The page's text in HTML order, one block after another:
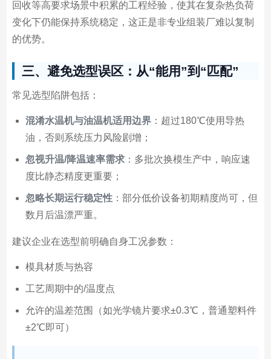
回收等高要求场景中积累的工程经验，使其在复杂热负荷
变化下仍能保持系统稳定，这正是非专业组装厂难以复制
的优势。
三、避免选型误区：从“能用”到“匹配”
常见选型陷阱包括：
混淆水温机与油温机适用边界：超过180℃使用导热
油，否则系统压力风险剧增；
忽视升温/降温速率需求：多批次换模生产中，响应速
度比静态精度更重要；
忽略长期运行稳定性：部分低价设备初期精度尚可，但
数月后温漂严重。
建议企业在选型前明确自身工况参数：
模具材质与热容
工艺周期中的/温度点
允许的温差范围（如光学镜片要求±0.3℃，普通塑料件
±2℃即可）